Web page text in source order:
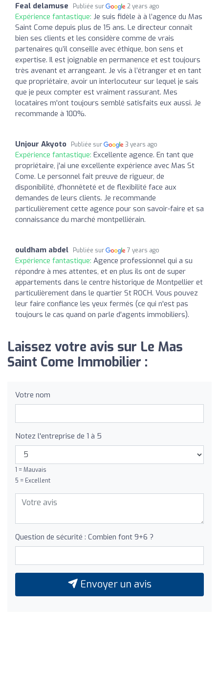
Feal delamuse Publiée sur 2 years ago
Expérience fantastique: Je suis fidèle à à l’agence du Mas
Saint Come depuis plus de 15 ans. Le directeur connaît
bien ses clients et les considère comme de vrais
partenaires qu’il conseille avec éthique, bon sens et
expertise. Il est joignable en permanence et est toujours
très avenant et arrangeant. Je vis à l’étranger et en tant
que propriétaire, avoir un interlocuteur sur lequel je sais
que je peux compter est vraiment rassurant. Mes
locataires m'ont toujours semblé satisfaits eux aussi. Je
recommande à 100%.
Unjour Akyoto Publiée sur 3 years ago
Expérience fantastique: Excellente agence. En tant que
propriétaire, j'ai une excellente expérience avec Mas St
Come. Le personnel fait preuve de rigueur, de
disponibilité, d'honnêteté et de flexibilité face aux
demandes de leurs clients. Je recommande
particulièrement cette agence pour son savoir-faire et sa
connaissance du marché montpelliérain.
ouldham abdel Publiée sur 7 years ago
Expérience fantastique: Agence professionnel qui a su
répondre à mes attentes, et en plus ils ont de super
appartements dans le centre historique de Montpellier et
particulièrement dans le quartier St ROCH. Vous pouvez
leur faire confiance les yeux fermés (ce qui n'est pas
toujours le cas quand on parle d'agents immobiliers).
Laissez votre avis sur Le Mas
Saint Come Immobilier :
Votre nom
Notez l'entreprise de 1 à 5
1 = Mauvais
5 = Excellent
Question de sécurité : Combien font 9+6 ?
Envoyer un avis